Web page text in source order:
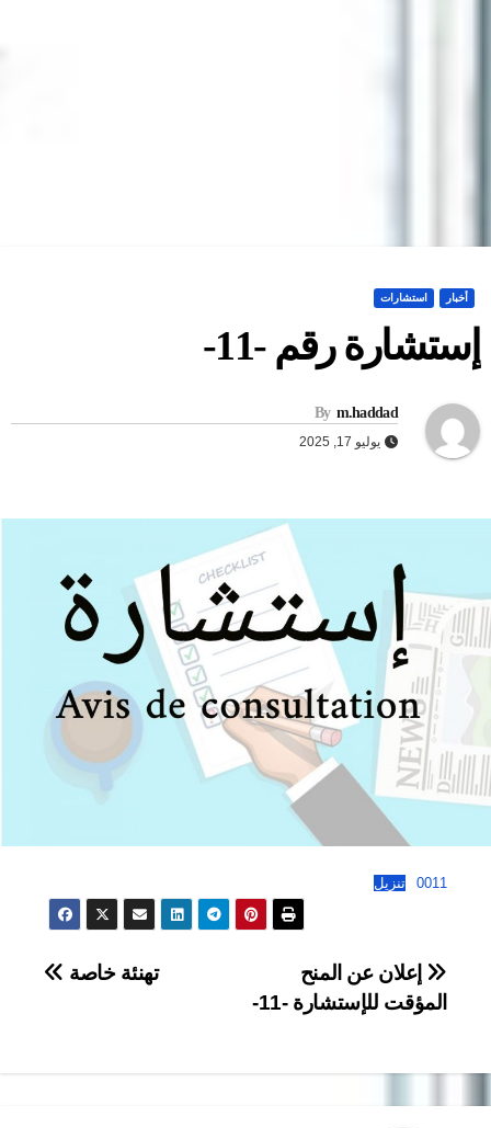
أخبار استشارات
رقم -11-
By m.haddad
يوليو 17, 2025
0011 تنزيل
تصفّح
المقالات
تهنئة خاصة
إعلان عن المنح
المؤقت للإستشارة -11-